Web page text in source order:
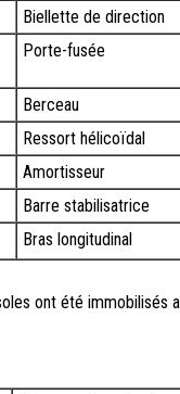
Biellette de direction
Porte-fusée
Berceau
Ressort hélicoïdal
Amortisseur
Barre stabilisatrice
Bras longitudinal
ont été immobilisés